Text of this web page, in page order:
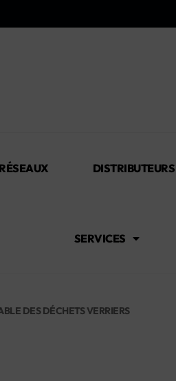
RÉSEAUX DISTRIBUTEURS
SERVICES
DES DÉCHETS VERRIERS